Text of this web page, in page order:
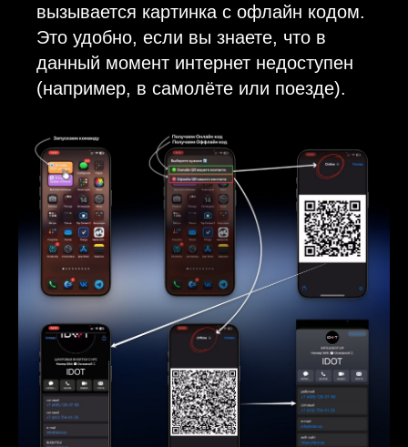
вызывается картинка с офлайн кодом.
Это удобно, если вы знаете, что в
данный момент интернет недоступен
(например, в самолёте или поезде).